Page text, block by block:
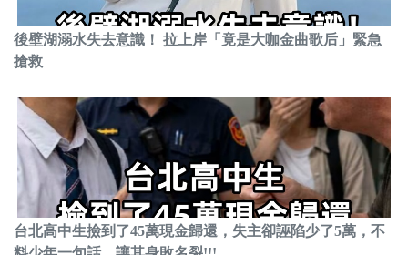
後壁湖溺水失去意識！ 拉上岸「竟是大咖金曲歌后」緊急
搶救
台北高中生撿到了45萬現金歸還，失主卻誣陷少了5萬，不